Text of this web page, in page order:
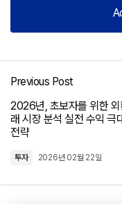
Previous Post
2026년, 초보자를 위한 외
래 시장 분석 실전 수익 극
전략
투자 2026년 02월 22일